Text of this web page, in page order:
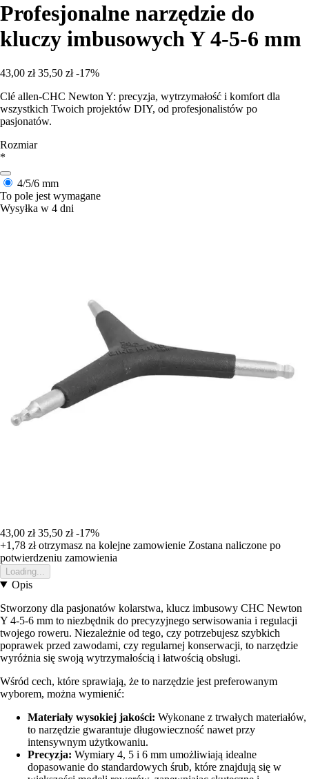
Profesjonalne narzędzie do
kluczy imbusowych Y 4-5-6 mm
43,00 zł 35,50 zł -17%
Clé allen-CHC Newton Y: precyzja, wytrzymałość i komfort dla
wszystkich Twoich projektów DIY, od profesjonalistów po
pasjonatów.
Rozmiar
*
4/5/6 mm
To pole jest wymagane
Wysyłka w 4 dni
43,00 zł 35,50 zł -17%
+1,78 złotrzymasz na kolejne zamowienie Zostana naliczone po
potwierdzeniu zamowienia
Loading...
Opis
Stworzony dla pasjonatów kolarstwa, klucz imbusowy CHC Newton
Y 4-5-6 mm to niezbędnik do precyzyjnego serwisowania i regulacji
twojego roweru. Niezależnie od tego, czy potrzebujesz szybkich
poprawek przed zawodami, czy regularnej konserwacji, to narzędzie
wyróżnia się swoją wytrzymałością i łatwością obsługi.
Wśród cech, które sprawiają, że to narzędzie jest preferowanym
wyborem, można wymienić:
Materiały wysokiej jakości: Wykonane z trwałych materiałów,
to narzędzie gwarantuje długowieczność nawet przy
intensywnym użytkowaniu.
Precyzja: Wymiary 4, 5 i 6 mm umożliwiają idealne
dopasowanie do standardowych śrub, które znajdują się w